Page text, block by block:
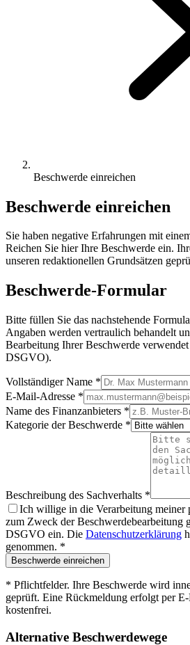
Beschwerde einreichen
Beschwerde einreichen
Sie haben negative Erfahrungen mit
Reichen Sie hier Ihre Beschwerde ein.
unseren redaktionellen Grundsätzen
Beschwerde-Formular
Bitte füllen Sie das nachstehende
Angaben werden vertraulich behandelt
Bearbeitung Ihrer Beschwerde
DSGVO).
Vollständiger Name *
E-Mail-Adresse *
Name des Finanzanbieters *
Kategorie der Beschwerde *
Beschreibung des Sachverhalts *
Ich willige in die Verarbeitung meiner
zum Zweck der Beschwerdebearbeitung
DSGVO ein. Die Datenschutzerklärung
genommen. *
Beschwerde einreichen
* Pflichtfelder. Ihre Beschwerde wird
geprüft. Eine Rückmeldung erfolgt per
kostenfrei.
Alternative Beschwerdewege